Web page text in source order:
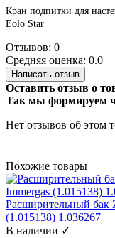
Кран подпитки для
Eolo Star
Отзывов: 0
Средняя оценка: 0.0
Написать отзыв
Оставить отзыв о
Так мы формируем
Нет отзывов об этом
Похожие товары
Расширительный бак
(1.015138) 1.036267
В наличии ✓